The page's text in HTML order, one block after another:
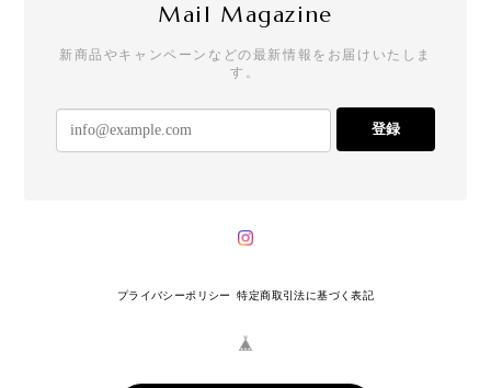
Mail Magazine
新商品やキャンペーンなどの最新情報をお届けいたしま
す。
登録
プライバシーポリシー 特定商取引法に基づく表記